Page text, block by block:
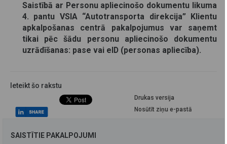
Saistībā ar Personu apliecinošo dokumentu likuma
4. pantu VSIA “Autotransporta direkcija” Klientu
apkalpošanas centrā pakalpojumus var saņemt
tikai pēc šādu personu apliecinošo dokumentu
uzrādīšanas: pase vai eID (personas apliecība).
Ieteikt šo rakstu
Drukas versija
Nosūtīt ziņu e-pastā
SAISTĪTIE PAKALPOJUMI